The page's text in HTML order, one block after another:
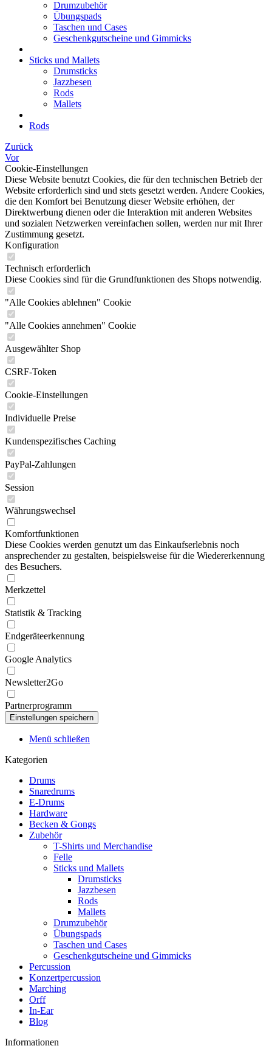
Drumzubehör
Übungspads
Taschen und Cases
Geschenkgutscheine und Gimmicks
Sticks und Mallets
Drumsticks
Jazzbesen
Rods
Mallets
Rods
Zurück
Vor
Cookie-Einstellungen
Diese Website benutzt Cookies, die für den technischen Betrieb der
Website erforderlich sind und stets gesetzt werden. Andere Cookies,
die den Komfort bei Benutzung dieser Website erhöhen, der
Direktwerbung dienen oder die Interaktion mit anderen Websites
und sozialen Netzwerken vereinfachen sollen, werden nur mit Ihrer
Zustimmung gesetzt.
Konfiguration
Technisch erforderlich
Diese Cookies sind für die Grundfunktionen des Shops notwendig.
"Alle Cookies ablehnen" Cookie
"Alle Cookies annehmen" Cookie
Ausgewählter Shop
CSRF-Token
Cookie-Einstellungen
Individuelle Preise
Kundenspezifisches Caching
PayPal-Zahlungen
Session
Währungswechsel
Komfortfunktionen
Diese Cookies werden genutzt um das Einkaufserlebnis noch
ansprechender zu gestalten, beispielsweise für die Wiedererkennung
des Besuchers.
Merkzettel
Statistik & Tracking
Endgeräteerkennung
Google Analytics
Newsletter2Go
Partnerprogramm
Menü schließen
Kategorien
Drums
Snaredrums
E-Drums
Hardware
Becken & Gongs
Zubehör
T-Shirts und Merchandise
Felle
Sticks und Mallets
Drumsticks
Jazzbesen
Rods
Mallets
Drumzubehör
Übungspads
Taschen und Cases
Geschenkgutscheine und Gimmicks
Percussion
Konzertpercussion
Marching
Orff
In-Ear
Blog
Informationen